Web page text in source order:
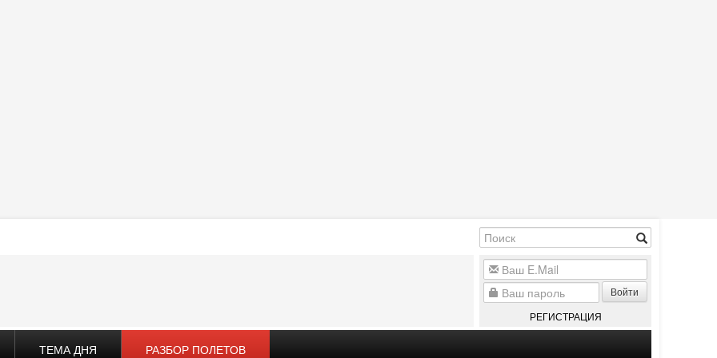
Войти
РЕГИСТРАЦИЯ
ТЕМА ДНЯ РАЗБОР ПОЛЕТОВ